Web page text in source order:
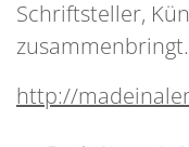
Schriftsteller,
http://